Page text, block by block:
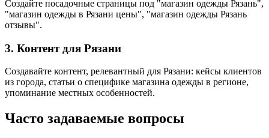
Создайте посадочные страницы под "магазин одежды Рязань",
"магазин одежды в Рязани цены", "магазин одежды Рязань
отзывы".
3. Контент для Рязани
Создавайте контент, релевантный для Рязани: кейсы клиентов
из города, статьи о специфике магазина одежды в регионе,
упоминание местных особенностей.
Часто задаваемые вопросы